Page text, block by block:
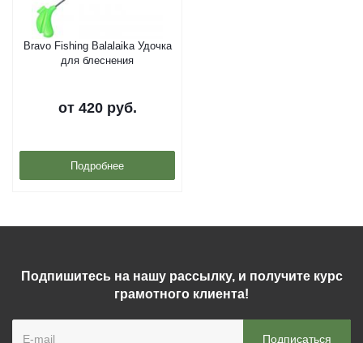
Bravo Fishing Balalaika Удочка
для блеснения
от 420 руб.
Подробнее
Подпишитесь на нашу рассылку, и получите курс
грамотного клиента!